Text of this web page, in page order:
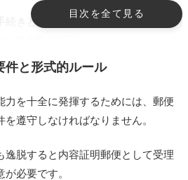
目次を全て見る
続きと完了要件
持参物
確認と手続きの流れ
保全の完了要件
略的活用
定と契約関係の解消
件と形式的ルール
力を十全に発揮するためには、郵便
遵守しなければなりません。
逸脱すると内容証明郵便として受理
必要です。